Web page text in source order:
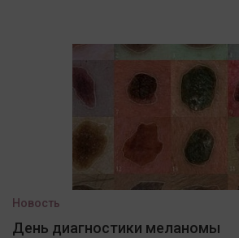
Новость
День диагностики меланомы